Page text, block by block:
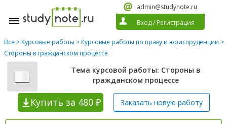
admin@studynote.ru
Вход/ Регистрация
Все >Курсовые работы >Курсовые работы по праву и юриспруденции >
Стороны в гражданском процессе
Тема курсовой работы: Стороны в
гражданском процессе
Купить за 480 ₽ Заказать новую работу